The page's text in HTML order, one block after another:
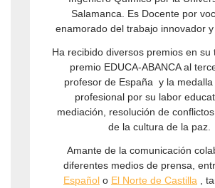
Salamanca. Es Docente por
enamorado del trabajo innovador
Ha recibido diversos premios en su
premio EDUCA-ABANCA al
profesor de España y la
profesional por su labor
mediación, resolución de
de la cultura de la paz.
Amante de la comunicación
diferentes medios de prensa,
Español o El Norte de Castilla ,